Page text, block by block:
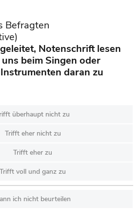
Befragten
Notenschrift lesen
beim Singen oder
daran zu
überhaupt nicht zu
Trifft eher nicht zu
Trifft eher zu
Trifft voll und ganz zu
ich nicht beurteilen